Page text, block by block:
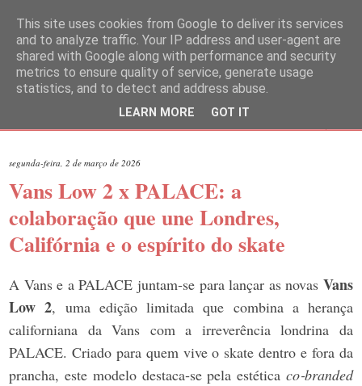
segunda-feira, 2 de março de 2026
Vans Low 2 x PALACE: a
colaboração que une Londres,
Califórnia e o espírito do skate
A Vans e a PALACE juntam‑se para lançar as novas Vans
Low 2, uma edição limitada que combina a herança
californiana da Vans com a irreverência londrina da
PALACE. Criado para quem vive o skate dentro e fora da
prancha, este modelo destaca‑se pela estética co‑branded
This site uses cookies from Google to deliver its services
and to analyze traffic. Your IP address and user-agent are
shared with Google along with performance and security
metrics to ensure quality of service, generate usage
statistics, and to detect and address abuse.
LEARN MORE GOT IT